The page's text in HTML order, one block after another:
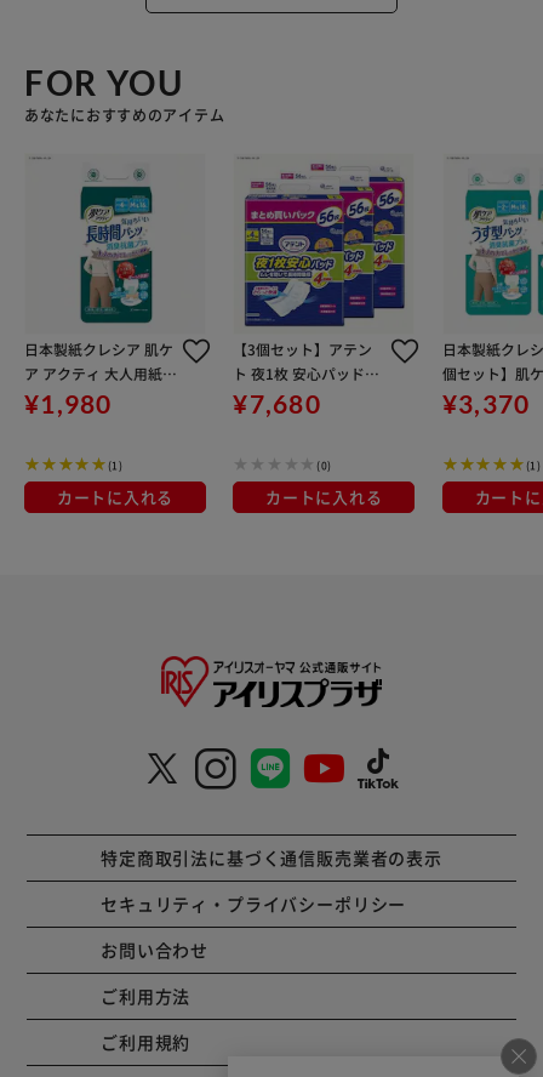
FOR YOU
あなたにおすすめのアイテム
日本製紙クレシア 肌ケ
ア アクティ 大人用紙お
むつ 長時間パンツ 約4
回分 消臭抗菌プラス M
¥1,980
(1)
カートに入れる
【3個セット】アテン
ト 夜1枚 安心パッドム
レを防いで長時間吸収
4回吸収 56枚 【大容
¥7,680
(0)
カートに入れる
日本製紙クレ
個セット】肌
ティ 大人用紙
す型パンツ 約
¥3,370
(1)
カート
特定商取引法に基づく通信販売業者の表示
セキュリティ・プライバシーポリシー
お問い合わせ
ご利用方法
ご利用規約